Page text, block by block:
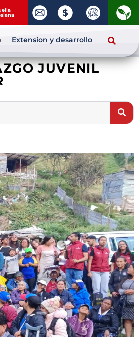
Extension y desarrollo
JUVENIL